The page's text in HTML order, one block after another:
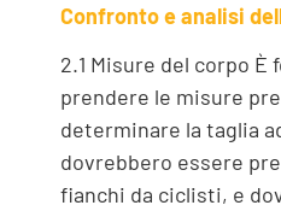
Confronto e analisi
2.1 Misure del corpo È
prendere le misure
determinare la taglia
dovrebbero essere
fianchi da ciclisti, e